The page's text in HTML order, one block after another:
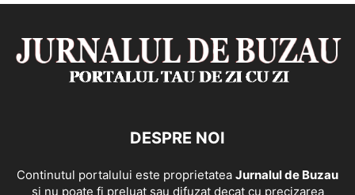
DESPRE NOI
Continutul portalului este proprietatea Jurnalul de Buzau
si nu poate fi preluat sau difuzat decat cu precizarea